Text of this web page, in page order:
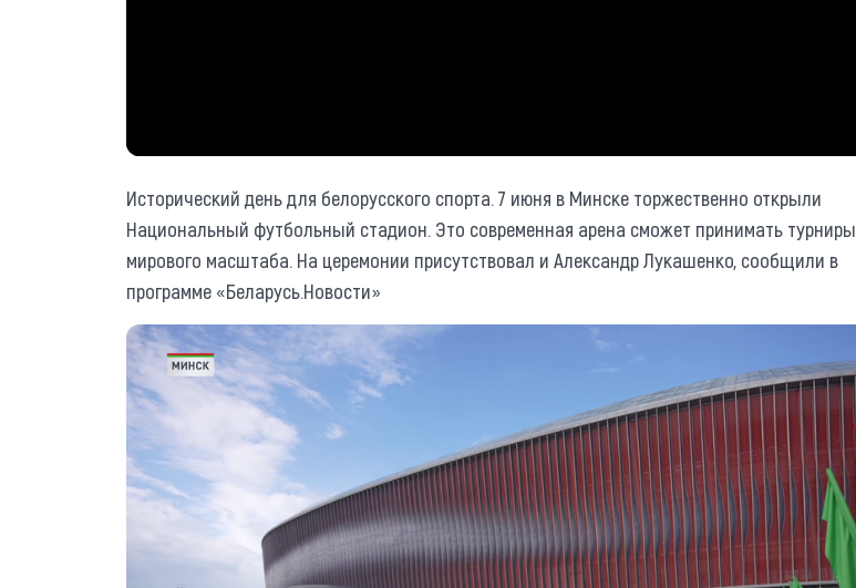
Исторический день для белорусского спорта. 7 июня в Минске торжественно открыли
Национальный футбольный стадион. Это современная арена сможет принимать турниры
мирового масштаба. На церемонии присутствовал и Александр Лукашенко, сообщили в
программе «Беларусь.Новости»